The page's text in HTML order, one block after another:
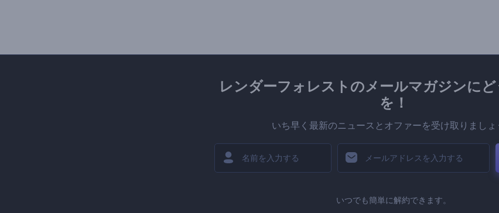
レンダーフォレストのメールマガジンに
を！
いち早く最新のニュースとオファーを受け取りましょ
いつでも簡単に解約できます。